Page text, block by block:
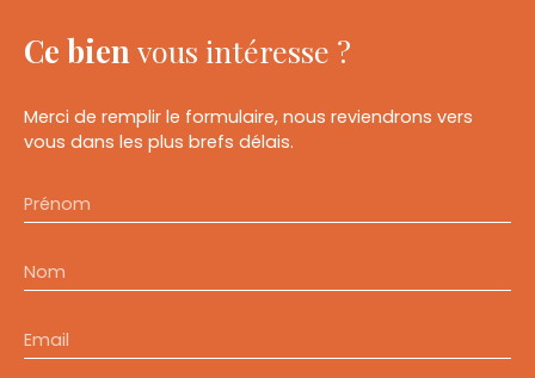
Ce bien vous intéresse ?
Merci de remplir le formulaire, nous reviendrons vers
vous dans les plus brefs délais.
Prénom
Nom
Email